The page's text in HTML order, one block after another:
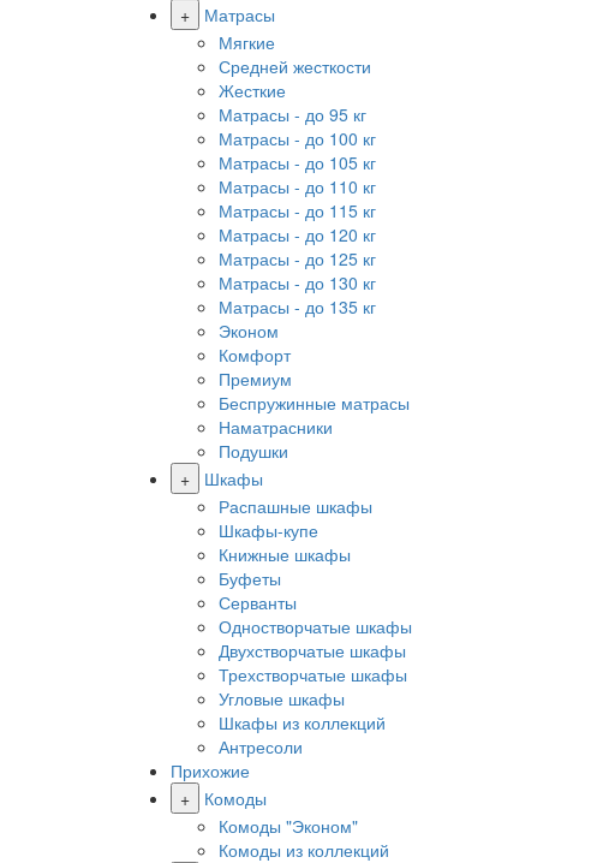
+
Матрасы
Мягкие
Средней жесткости
Жесткие
Матрасы - до 95 кг
Матрасы - до 100 кг
Матрасы - до 105 кг
Матрасы - до 110 кг
Матрасы - до 115 кг
Матрасы - до 120 кг
Матрасы - до 125 кг
Матрасы - до 130 кг
Матрасы - до 135 кг
Эконом
Комфорт
Премиум
Беспружинные матрасы
Наматрасники
Подушки
+
Шкафы
Распашные шкафы
Шкафы-купе
Книжные шкафы
Буфеты
Серванты
Одностворчатые шкафы
Двухстворчатые шкафы
Трехстворчатые шкафы
Угловые шкафы
Шкафы из коллекций
Антресоли
Прихожие
+
Комоды
Комоды "Эконом"
Комоды из коллекций